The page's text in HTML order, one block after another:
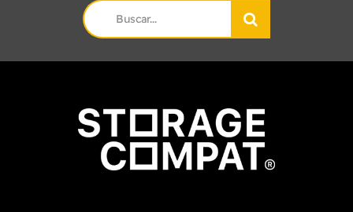
Search
for: